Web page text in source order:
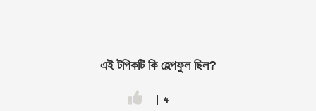
এই টপিকটি কি হেল্পফুল ছিল?
4